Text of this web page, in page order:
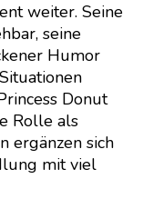
weiter. Seine
seine
Humor
Donut
Rolle als
ergänzen sich
mit viel